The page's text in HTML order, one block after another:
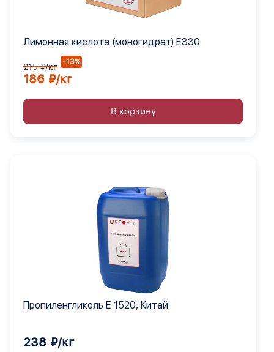
Лимонная кислота (моногидрат) Е330
215 ₽/кг -13%
186 ₽/кг
В корзину
Пропиленгликоль Е 1520, Китай
238 ₽/кг